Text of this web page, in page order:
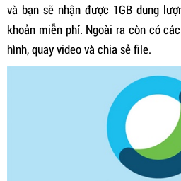
và bạn sẽ nhận được 1GB dung
khoản miễn phí. Ngoài ra còn có
hình, quay video và chia sẻ file.